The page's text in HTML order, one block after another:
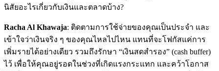
นิสัยอะไรเกี่ยวกับเงินและตลาดบ้าง?
Racha Al Khawaja: ติดตามการใช้จ่ายของคุณเป็นประจำ และ
เข้าใจว่าเงินจริง ๆ ของคุณไหลไปไหน แทนที่จะโฟกัสแค่การ
เพิ่มรายได้อย่างเดียว รวมถึงรักษา “เงินสดสำรอง” (cash buffer)
ไว้ เพื่อให้คุณอยู่รอดในช่วงที่เกิดแรงกระแทก และคว้าโอกาส